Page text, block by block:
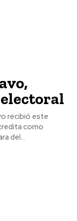
recibió este
como
del...